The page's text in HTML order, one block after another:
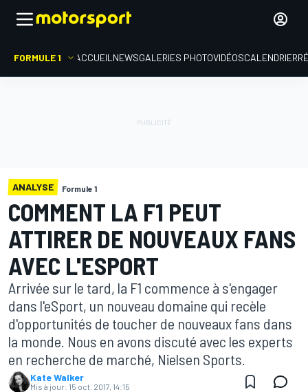
FORMULE 1 ACCUEIL NEWSGALERIES PHOTOVIDÉOSCALENDRIER
ANALYSE Formule 1
COMMENT LA F1 PEUT
ATTIRER DE NOUVEAUX FANS
AVEC L'ESPORT
Arrivée sur le tard, la F1 commence à s'engager
dans l'eSport, un nouveau domaine qui recèle
d'opportunités de toucher de nouveaux fans dans
la monde. Nous en avons discuté avec les experts
en recherche de marché, Nielsen Sports.
Kate Walker
Mis à jour: 15 oct. 2017, 14:15